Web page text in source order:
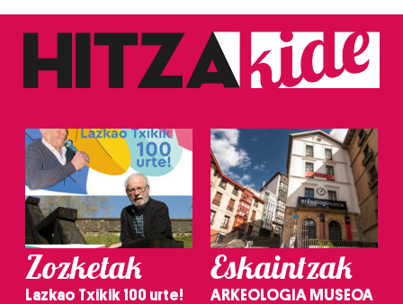
Zozketak
Lazkao Txikik 100 urte!
Eskaintzak
ARKEOLOGIA MUSEOA